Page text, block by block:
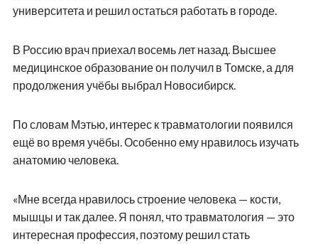
университета и решил остаться работать в городе.
В Россию врач приехал восемь лет назад. Высшее
медицинское образование он получил в Томске, а для
продолжения учёбы выбрал Новосибирск.
По словам Мэтью, интерес к травматологии появился
ещё во время учёбы. Особенно ему нравилось изучать
анатомию человека.
«Мне всегда нравилось строение человека — кости,
мышцы и так далее. Я понял, что травматология — это
интересная профессия, поэтому решил стать